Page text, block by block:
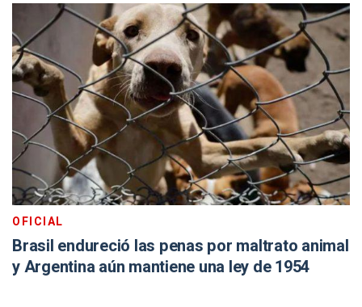
OFICIAL
Brasil endureció las penas por maltrato animal
y Argentina aún mantiene una ley de 1954